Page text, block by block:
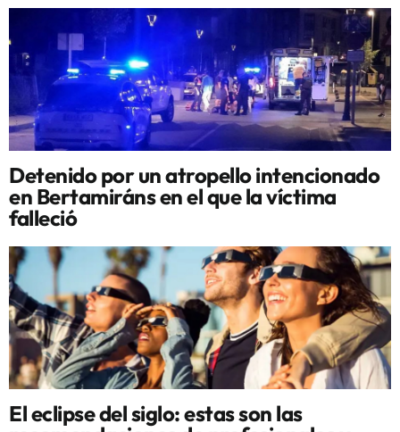
Detenido por un atropello intencionado
en Bertamiráns en el que la víctima
falleció
El eclipse del siglo: estas son las